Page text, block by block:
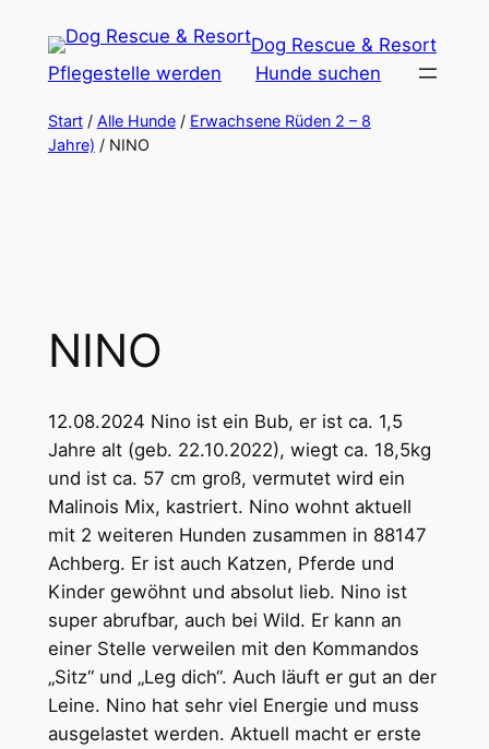
Inhalt
springen
Dog Rescue & Resort
Pflegestelle werden
Hunde suchen
Start/ Alle Hunde/ Erwachsene Rüden 2 – 8
Jahre) / NINO
NINO
12.08.2024 Nino ist ein Bub, er ist ca. 1,5
Jahre alt (geb. 22.10.2022), wiegt ca. 18,5kg
und ist ca. 57 cm groß, vermutet wird ein
Malinois Mix, kastriert. Nino wohnt aktuell
mit 2 weiteren Hunden zusammen in 88147
Achberg. Er ist auch Katzen, Pferde und
Kinder gewöhnt und absolut lieb. Nino ist
super abrufbar, auch bei Wild. Er kann an
einer Stelle verweilen mit den Kommandos
„Sitz“ und „Leg dich“. Auch läuft er gut an der
Leine. Nino hat sehr viel Energie und muss
ausgelastet werden. Aktuell macht er erste